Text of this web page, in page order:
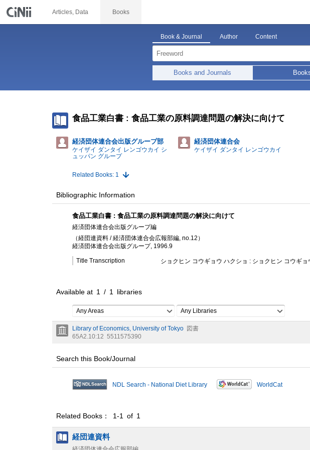
Articles, Data Books
Book & Journal Author Content
Books and Journals
食品工業白書 : 食品工業の原料調達問題の解決に向けて
経済団体連合会出版グループ部
ケイザイ ダンタイ レンゴウカイ シ
ュッパン グループ
経済団体連合会
ケイザイ ダンタイ レンゴウカイ
Related Books: 1
Bibliographic Information
食品工業白書 : 食品工業の原料調達問題の解決に向けて
経済団体連合会出版グループ編
（経団連資料 / 経済団体連合会広報部編, no.12）
経済団体連合会出版グループ, 1996.9
Title Transcription ショクヒン コウギョウ ハクショ : ショクヒン コウギ
Available at 1 / 1 libraries
Any Areas Any Libraries
Library of Economics, University of Tokyo 図書
65A2.10:12 5511575390
Search this Book/Journal
NDL Search - National Diet Library WorldCat
Related Books： 1-1 of 1
経団連資料